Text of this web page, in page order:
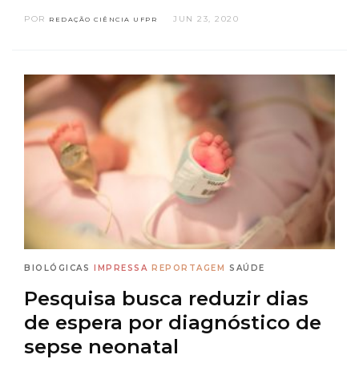
POR REDAÇÃO CIÊNCIA UFPR JUN 23, 2020
BIOLÓGICAS IMPRESSA REPORTAGEM SAÚDE
Pesquisa busca reduzir dias
de espera por diagnóstico de
sepse neonatal